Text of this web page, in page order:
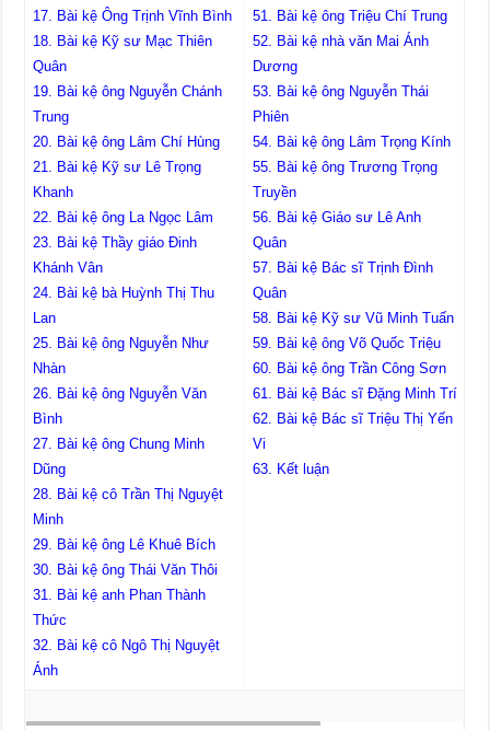
17. Bài kệ Ông Trịnh Vĩnh Bình
18. Bài kệ Kỹ sư Mạc Thiên
Quân
19. Bài kệ ông Nguyễn Chánh
Trung
20. Bài kệ ông Lâm Chí Hùng
21. Bài kệ Kỹ sư Lê Trọng
Khanh
22. Bài kệ ông La Ngọc Lâm
23. Bài kệ Thầy giáo Đinh
Khánh Vân
24. Bài kệ bà Huỳnh Thị Thu
Lan
25. Bài kệ ông Nguyễn Như
Nhàn
26. Bài kệ ông Nguyễn Văn
Bình
27. Bài kệ ông Chung Minh
Dũng
28. Bài kệ cô Trần Thị Nguyệt
Minh
29. Bài kệ ông Lê Khuê Bích
30. Bài kệ ông Thái Văn Thôi
31. Bài kệ anh Phan Thành
Thức
32. Bài kệ cô Ngô Thị Nguyệt
Ánh
51. Bài kệ ông Triệu Chí Trung
52. Bài kệ nhà văn Mai Ánh
Dương
53. Bài kệ ông Nguyễn Thái
Phiên
54. Bài kệ ông Lâm Trọng Kính
55. Bài kệ ông Trương Trọng
Truyền
56. Bài kệ Giáo sư Lê Anh
Quân
57. Bài kệ Bác sĩ Trịnh Đình
Quân
58. Bài kệ Kỹ sư Vũ Minh Tuấn
59. Bài kệ ông Võ Quốc Triệu
60. Bài kệ ông Trần Công Sơn
61. Bài kệ Bác sĩ Đặng Minh Trí
62. Bài kệ Bác sĩ Triệu Thị Yến
Vi
63. Kết luận